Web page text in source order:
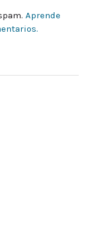
Aprende